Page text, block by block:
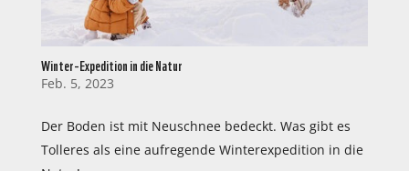
Winter-Expedition in die Natur
Feb. 5, 2023
Der Boden ist mit Neuschnee bedeckt. Was gibt es
Tolleres als eine aufregende Winterexpedition in die